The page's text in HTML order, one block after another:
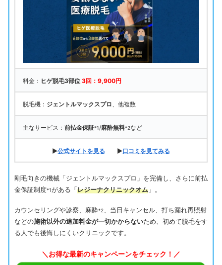
料金： ヒゲ脱毛3部位 3回：9,900円
脱毛機： ジェントルマックスプロ、他複数
主なサービス： 前払金保証*1/麻酔無料*2など
▶公式サイトを見る ▶口コミを見てみる
剛毛向きの機械「ジェントルマックスプロ」を完備し、さらに前払
金保証制度*1がある「レジーナクリニックオム 」。
カウンセリングや診察、麻酔*2
、当日キャンセル、打ち漏れ再照射
などの施術以外の追加料金が一切かからないため、初めて脱毛をす
る人でも後悔しにくいクリニックです。
＼お得な最新のキャンペーンをチェック！／